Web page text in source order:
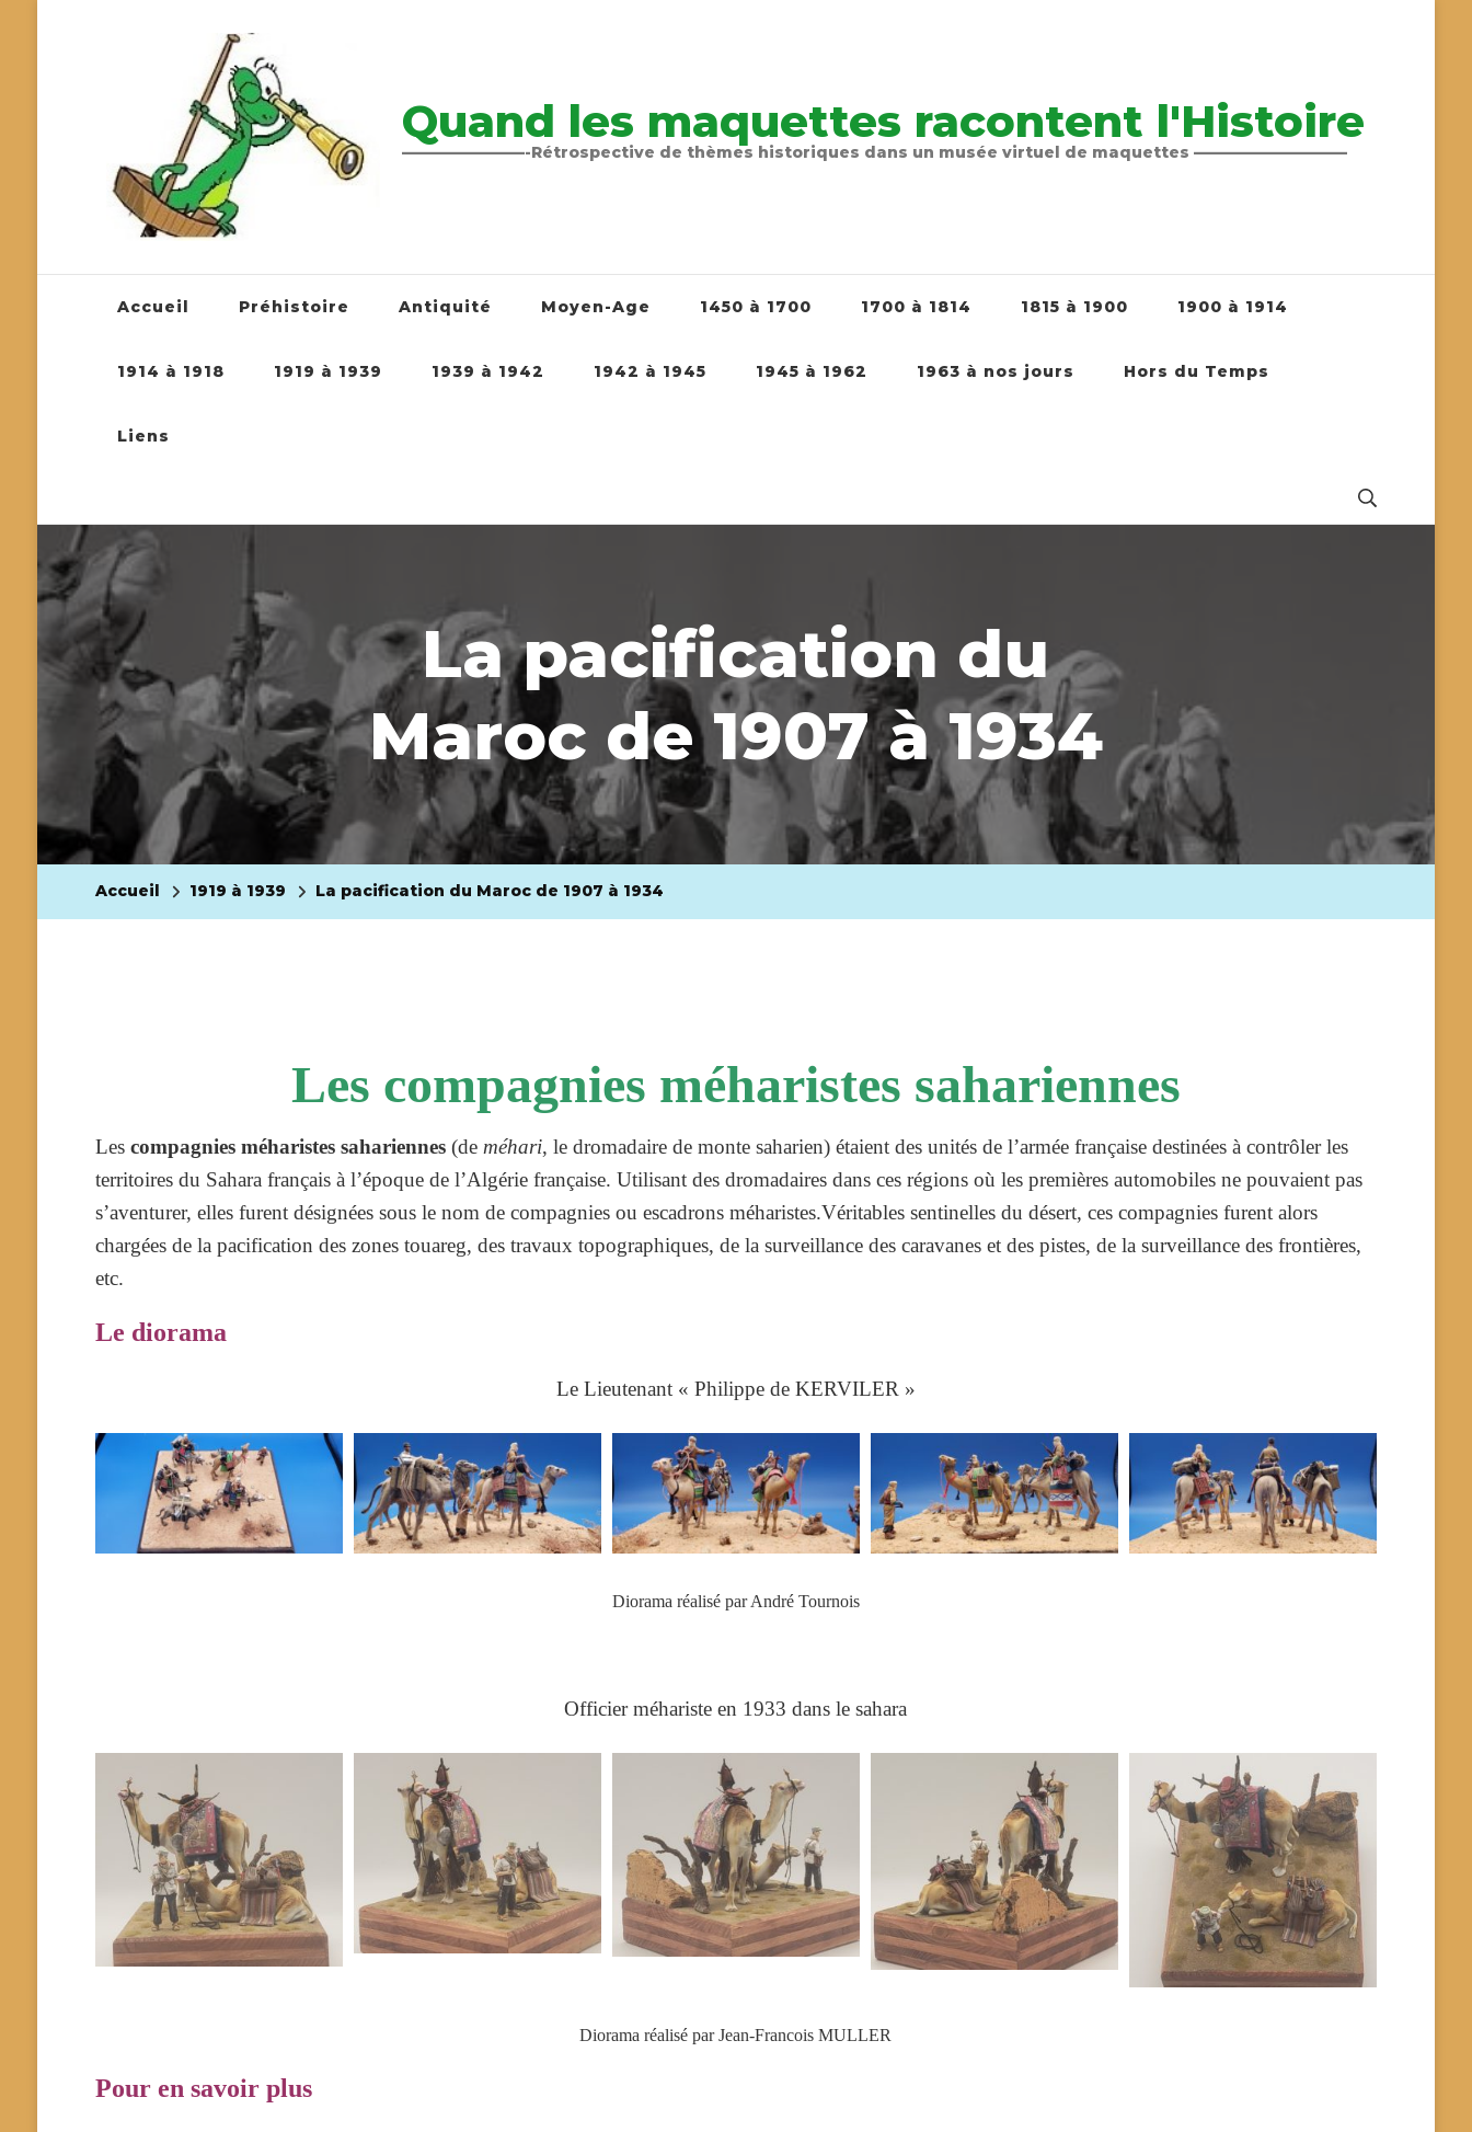
Quand les maquettes racontent l'Histoire
————————-Rétrospective de thèmes historiques dans un musée virtuel de maquettes ——————————
Accueil Préhistoire Antiquité Moyen-Age 1450 à 1700 1700 à 1814 1815 à 1900 1900 à 1914
1914 à 1918 1919 à 1939 1939 à 1942 1942 à 1945 1945 à 1962 1963 à nos jours Hors du Temps
Liens
La pacification du
Maroc de 1907 à 1934
Accueil 1919 à 1939 La pacification du Maroc de 1907 à 1934
Les compagnies méharistes sahariennes
Les compagnies méharistes sahariennes(de méhari, le dromadaire de monte saharien) étaient des unités de l’armée française destinées à contrôler les
territoires du Sahara français à l’époque de l’Algérie française. Utilisant des dromadaires dans ces régions où les premières automobiles ne pouvaient pas
s’aventurer, elles furent désignées sous le nom de compagnies ou escadrons méharistes.Véritables sentinelles du désert, ces compagnies furent alors
chargées de la pacification des zones touareg, des travaux topographiques, de la surveillance des caravanes et des pistes, de la surveillance des frontières,
etc.
Le diorama
Le Lieutenant « Philippe de KERVILER »
Diorama réalisé par André Tournois
Officier méhariste en 1933 dans le sahara
Diorama réalisé par Jean-Francois MULLER
Pour en savoir plus